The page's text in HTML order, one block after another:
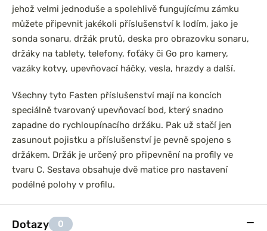
jehož velmi jednoduše a spolehlivě fungujícímu zámku
můžete připevnit jakékoli příslušenství k lodím, jako je
sonda sonaru, držák prutů, deska pro obrazovku sonaru,
držáky na tablety, telefony, foťáky či Go pro kamery,
vazáky kotvy, upevňovací háčky, vesla, hrazdy a další.
Všechny tyto Fasten příslušenství mají na koncích
speciálně tvarovaný upevňovací bod, který snadno
zapadne do rychloupínacího držáku. Pak už stačí jen
zasunout pojistku a příslušenství je pevně spojeno s
držákem. Držák je určený pro připevnění na profily ve
tvaru C. Sestava obsahuje dvě matice pro nastavení
podélné polohy v profilu.
Dotazy 0